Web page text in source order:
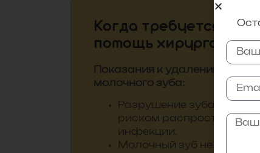
Когда требуется
помощь хирурга?
Показания к удалению
молочного зуба:
Разрушение зуба и корня
риском
инфекции.
Молочный зуб не